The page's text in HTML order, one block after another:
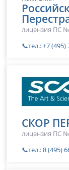
лицензия ПС №
📞тел.: +7 (495)
СКОР
лицензия ПС
📞тел.: 8 (495)